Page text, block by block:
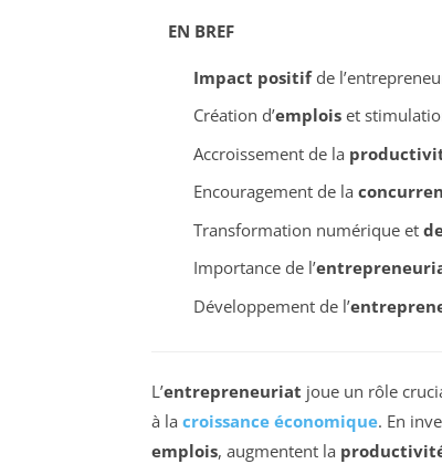
EN BREF
Impact positifde
Création d’emploiset
Accroissement de la
Encouragement de la
Transformation numérique et
Importance de l’
Développement de l’
L’entrepreneuriat joue un rôle
à la croissance économique. En
emplois, augmentent la